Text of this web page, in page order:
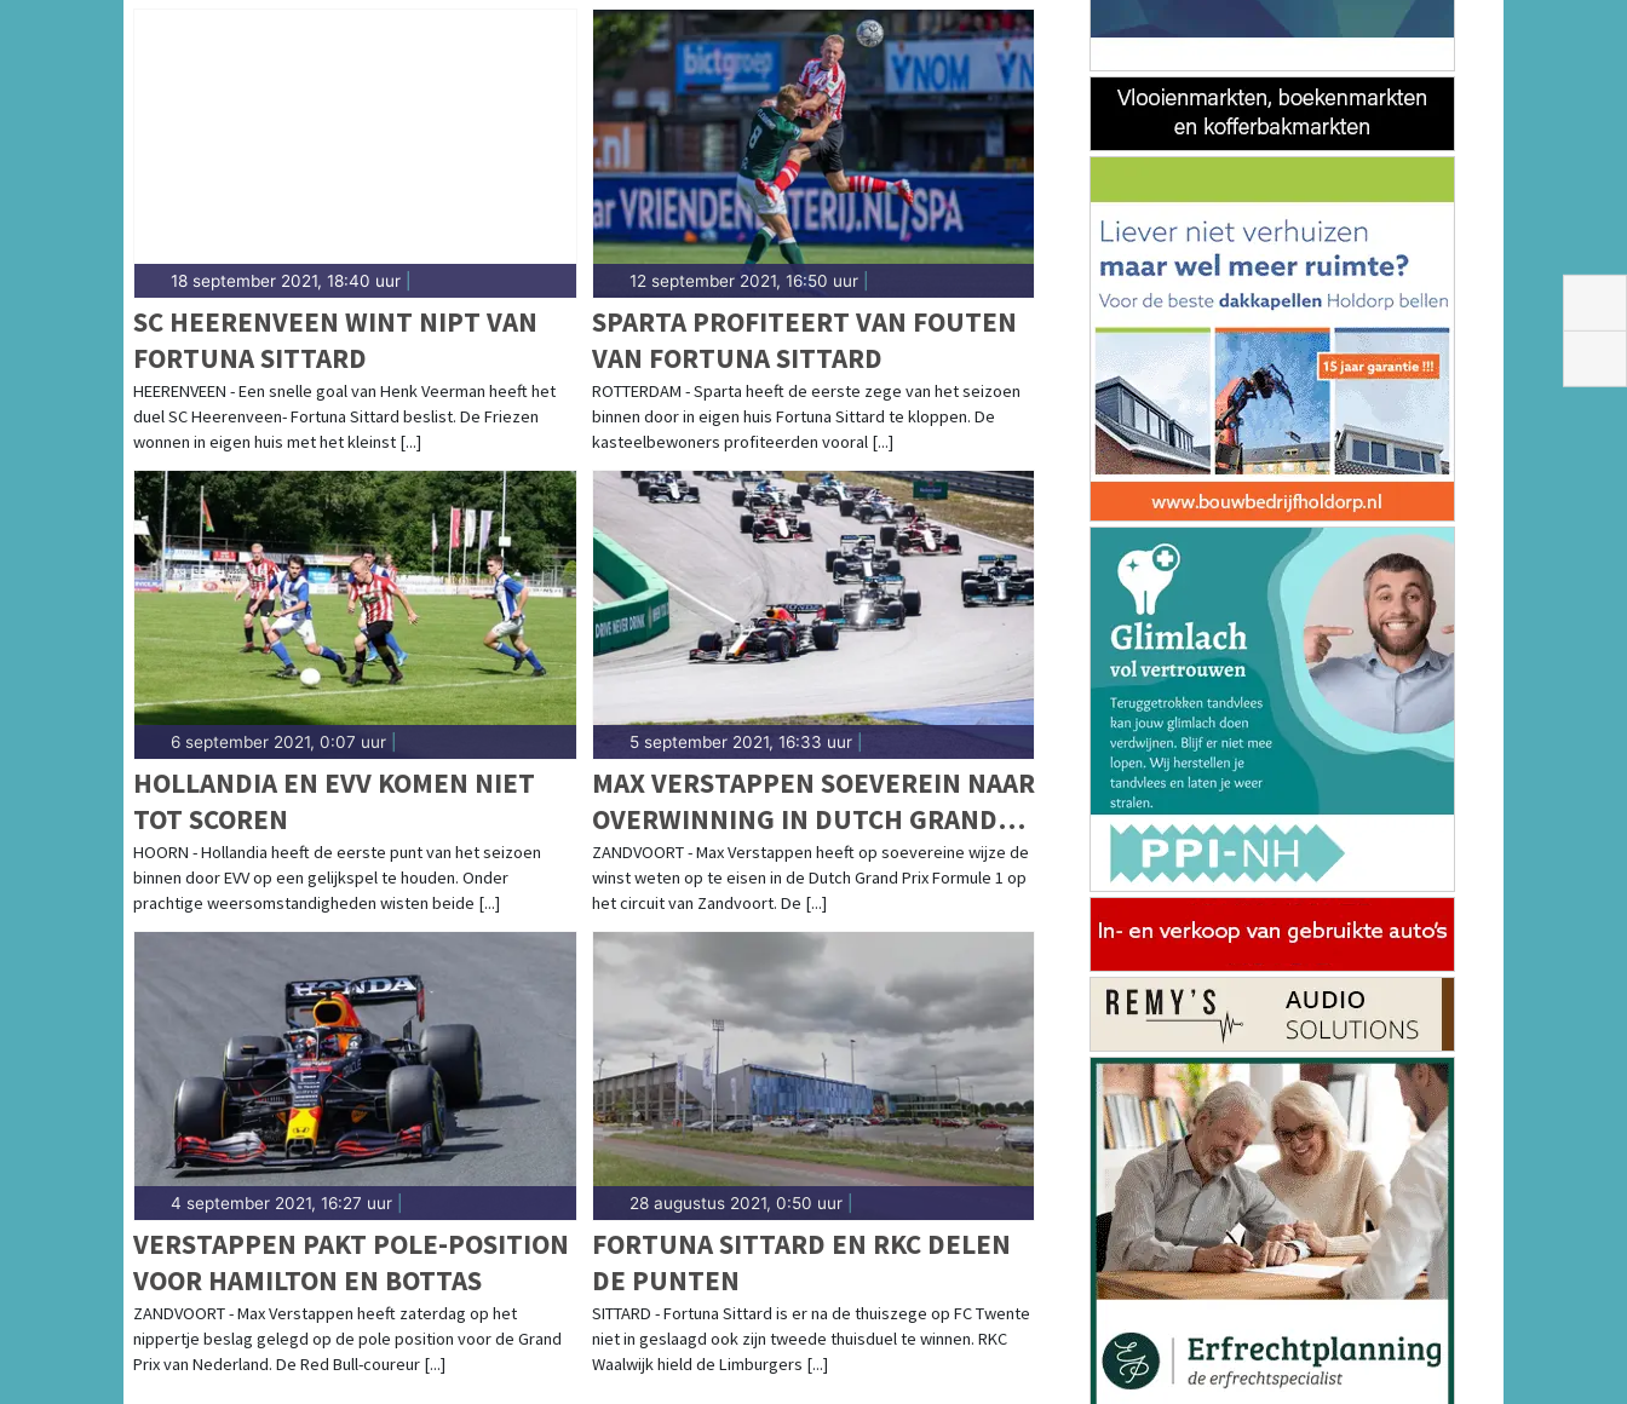
18 september 2021, 18:40 uur
SC HEERENVEEN WINT NIPT VAN
FORTUNA SITTARD
HEERENVEEN - Een snelle goal van Henk Veerman heeft het
duel SC Heerenveen- Fortuna Sittard beslist. De Friezen
wonnen in eigen huis met het kleinst [...]
12 september 2021, 16:50 uur|
SPARTA PROFITEERT VAN FOUTEN
VAN FORTUNA SITTARD
ROTTERDAM - Sparta heeft de eerste zege van het seizoen
binnen door in eigen huis Fortuna Sittard te kloppen. De
kasteelbewoners profiteerden vooral [...]
6 september 2021, 0:07 uur
HOLLANDIA EN EVV KOMEN NIET
TOT SCOREN
HOORN - Hollandia heeft de eerste punt van het seizoen
binnen door EVV op een gelijkspel te houden. Onder
prachtige weersomstandigheden wisten beide [...]
5 september 2021, 16:33 uur|
MAX VERSTAPPEN SOEVEREIN NAAR
OVERWINNING IN DUTCH GRAND
PRIX F1
ZANDVOORT - Max Verstappen heeft op soevereine wijze de
winst weten op te eisen in de Dutch Grand Prix Formule 1 op
het circuit van Zandvoort. De [...]
4 september 2021, 16:27 uur
VERSTAPPEN PAKT POLE-POSITION
VOOR HAMILTON EN BOTTAS
ZANDVOORT - Max Verstappen heeft zaterdag op het
nippertje beslag gelegd op de pole position voor de Grand
Prix van Nederland. De Red Bull-coureur [...]
28 augustus 2021, 0:50 uur|
FORTUNA SITTARD EN RKC DELEN
DE PUNTEN
SITTARD - Fortuna Sittard is er na de thuiszege op FC Twente
niet in geslaagd ook zijn tweede thuisduel te winnen. RKC
Waalwijk hield de Limburgers [...]